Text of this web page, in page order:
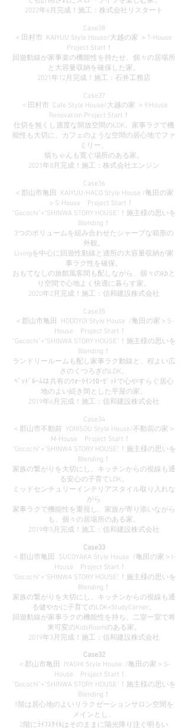
2022年6月完成！施工：株式会社リスタート
Case38
＜田村市 KAIYUU Style House/大越の家 ＞T-House
Project Start！
回遊動線が家事楽の機能性を持たせ、個々の居場所
と大容量収納を確保した家。
2021年12月完成！施工：石井工務店
Case37
＜田村市 Cafe Style House/大越の家 ＞Y-House
Renovation Project Start！
仕切を無くし適度な開放空間のLDK。家事ラクで機
能性も大切に、カフェのような空間の居心地でファ
ミリー、
猫ちゃんも寛ぐ場所のある家。
2021年8月完成！施工：株式会社エンジン
Case36
＜郡山市亀田 KAIYUU-HACO Style House /亀田の家
＞S-House Project Start！
"Gocochi"×"SHINWA STORY HOUSE"！施主様の思いを
Blending！
3つのボリュームを組み合わせたシャープな箱形の
外観。
Livingを中心に回遊性動線と適所の大容量収納が家
事ラク性を確保。
​おもてなしの旅館風客間も配しながら、個々のゆと
り空間で心地よく快適に暮らす家。
2020年2月完成！施工：信和建設株式会社
Case35
＜郡山市亀田 HODOYOI Style House /亀田の家＞S-
House Project Start！
"Gocochi"×"SHINWA STORY HOUSE"！施主様の思いを
Blending！
ランドリールームも配し家事ラク動線と、程よい広
さのくつろぎのLDK。
ﾍﾞｯﾄﾞﾙｰﾑは共有のｳｫｰｸｲﾝｸﾛｰｾﾞｯﾄで心やすらぐ居心
地のよい続き間とした平屋の家。
2019年6月完成！施工：信和建設株式会社
Case34
＜郡山市不動前 YORISOU Style House/不動前の家＞
M-House Project Start！
"Gocochi"×"SHINWA STORY HOUSE"！施主様の思いを
Blending！
家族の繋がりを大切にし、キッチンからの視線も通
る安心の子育てLDK。
ミッドセンチュリーインテリアスタイル取り入れな
がら
家事ラクで機能性を重視し、家族が寄り添いながら
も、個々の居場所のある家。
2019年5月完成！施工：信和建設株式会社
Case33
＜郡山市亀田 SUCOYAKA Style House /亀田の家＞I-
House Project Start！
"Gocochi"×"SHINWA STORY HOUSE"！施主様の思いを
Blending！
家族の繋がりを大切にし、キッチンからの視線も通
る健やかに子育てのLDK+StudyCorner。
回遊動線が家事ラクの機能性を持ち、二室一室で将
来可変のKidsRoomのある家。
2019年3月完成！施工：信和建設株式会社
Case32
＜郡山市亀田 IYASHI Style House /亀田の家＞S-
House Project Start！
"Gocochi"×"SHINWA STORY HOUSE"！施主様の思いを
Blending！
1階は居心地のよいリラクゼーションサロン空間を
メインとし、
2階にﾗｲﾌｽﾀｲﾙはそのままに陽光降り注ぐ明るい